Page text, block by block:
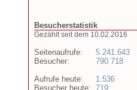
Besucherstatistik
Gezählt seit dem 10.02.2016
Seitenaufrufe:
Besucher:
Aufrufe heute:
Besucher heute:
5.241.643
790.718
1.536
719